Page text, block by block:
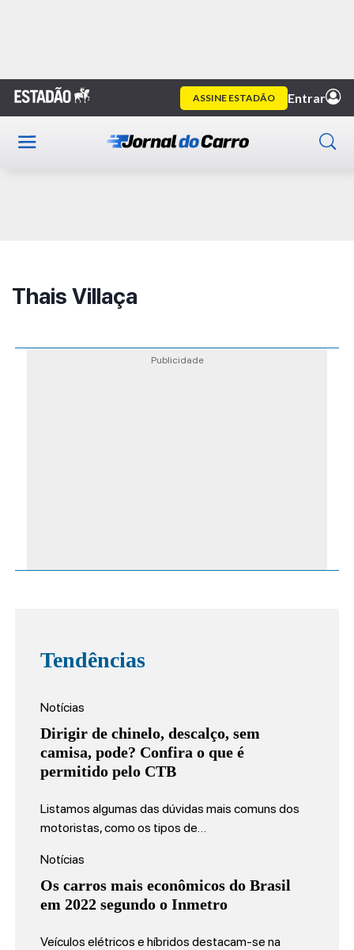
Home Autor Thais Villaça
Publicidade
Thais Villaça
Publicidade
Tendências
Notícias
Dirigir de chinelo, descalço, sem
camisa, pode? Confira o que é
permitido pelo CTB
Listamos algumas das dúvidas mais comuns dos
motoristas, como os tipos de…
Notícias
Os carros mais econômicos do Brasil
em 2022 segundo o Inmetro
Veículos elétricos e híbridos destacam-se na